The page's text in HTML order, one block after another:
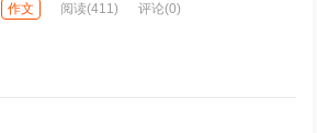
作文 阅读(411) 评论(0)